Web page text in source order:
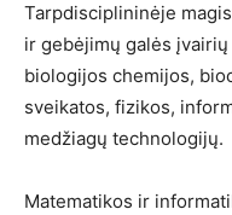
Tarpdisciplininėje
ir gebėjimų galės
biologijos chemijos,
sveikatos, fizikos,
medžiagų technologijų.
Matematikos ir